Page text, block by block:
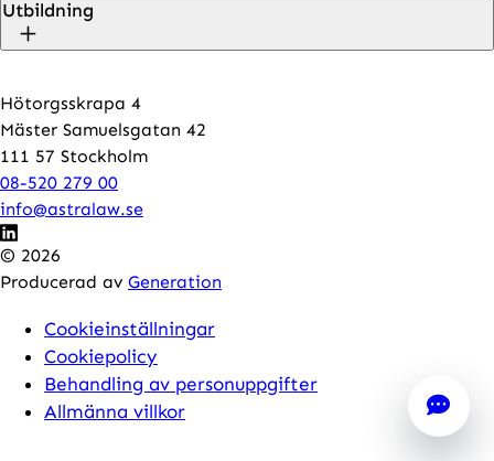
Utbildning
Hötorgsskrapa 4
Mäster Samuelsgatan 42
111 57 Stockholm
08-520 279 00
info@astralaw.se
© 2026
Producerad av Generation
Cookieinställningar
Cookiepolicy
Behandling av personuppgifter
Allmänna villkor